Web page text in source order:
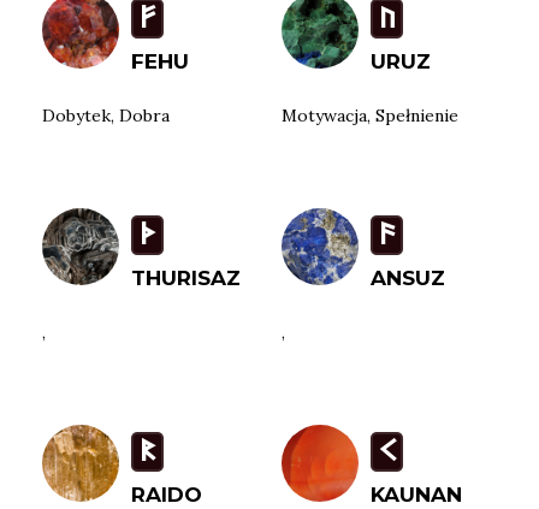
F
FEHU
Dobytek, Dobra
U
URUZ
Motywacja, Spełnienie
T
THURISAZ
,
a
ANSUZ
,
R
RAIDO
K
KAUNAN